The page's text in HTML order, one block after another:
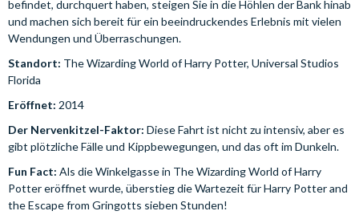
befindet, durchquert haben, steigen Sie in die Höhlen der Bank hinab
und machen sich bereit für ein beeindruckendes Erlebnis mit vielen
Wendungen und Überraschungen.
Standort: The Wizarding World of Harry Potter, Universal Studios
Florida
Eröffnet: 2014
Der Nervenkitzel-Faktor: Diese Fahrt ist nicht zu intensiv, aber es
gibt plötzliche Fälle und Kippbewegungen, und das oft im Dunkeln.
Fun Fact: Als die Winkelgasse in The Wizarding World of Harry
Potter eröffnet wurde, überstieg die Wartezeit für Harry Potter and
the Escape from Gringotts sieben Stunden!